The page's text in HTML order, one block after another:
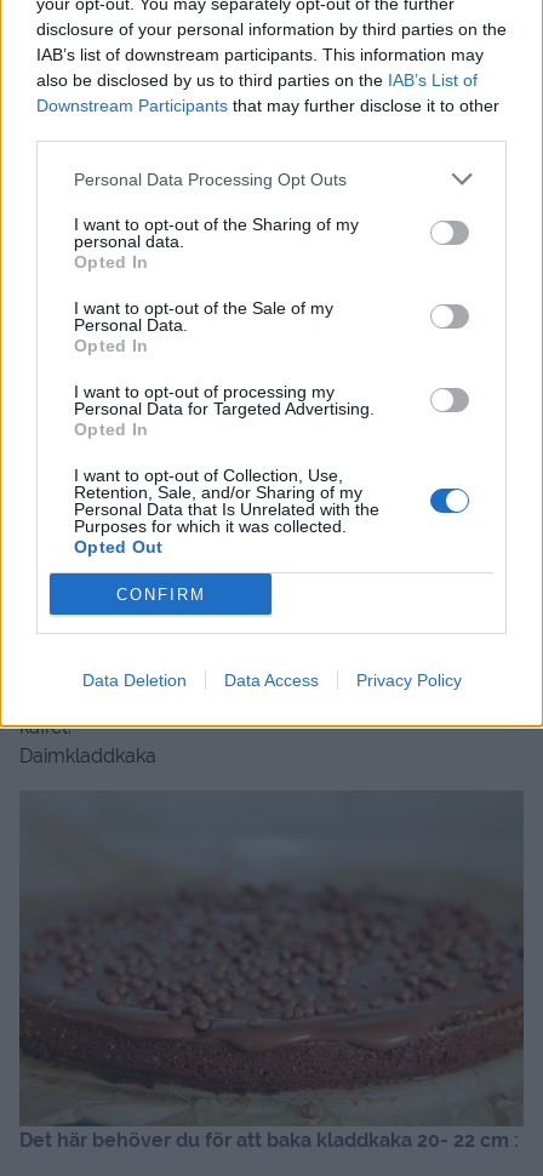
disclosure of your personal information by third parties on the
IAB’s list of downstream participants. This information may
also be disclosed by us to third parties on the IAB’s List of
Downstream Participants that may further disclose it to other
Personal Data Processing Opt Outs
I want to opt-out of the Sharing of my
personal data.
Opted In
I want to opt-out of the Sale of my
Personal Data.
Opted In
I want to opt-out of processing my
Personal Data for Targeted Advertising.
Opted In
I want to opt-out of Collection, Use,
Retention, Sale, and/or Sharing of my
Personal Data that Is Unrelated with the
Purposes for which it was collected.
Opted Out
CONFIRM
Data Deletion Data Access Privacy Policy
❤️ ❤️ ❤️ ❤️ ❤️ ❤️ ❤️ ❤️ ❤️ ❤️ ❤️
Och även som vanligt vill jag tipsa om något gott till
kaffet.
Daimkladdkaka
Det här behöver du för att baka kladdkaka 20- 22 cm :